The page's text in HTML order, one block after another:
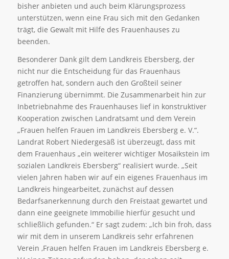
bisher anbieten und auch beim Klärungsprozess
unterstützen, wenn eine Frau sich mit den Gedanken
trägt, die Gewalt mit Hilfe des Frauenhauses zu
beenden.
Besonderer Dank gilt dem Landkreis Ebersberg, der
nicht nur die Entscheidung für das Frauenhaus
getroffen hat, sondern auch den Großteil seiner
Finanzierung übernimmt. Die Zusammenarbeit hin zur
Inbetriebnahme des Frauenhauses lief in konstruktiver
Kooperation zwischen Landratsamt und dem Verein
„Frauen helfen Frauen im Landkreis Ebersberg e. V.“.
Landrat Robert Niedergesäß ist überzeugt, dass mit
dem Frauenhaus „ein weiterer wichtiger Mosaikstein im
sozialen Landkreis Ebersberg“ realisiert wurde. „Seit
vielen Jahren haben wir auf ein eigenes Frauenhaus im
Landkreis hingearbeitet, zunächst auf dessen
Bedarfsanerkennung durch den Freistaat gewartet und
dann eine geeignete Immobilie hierfür gesucht und
schließlich gefunden.“ Er sagt zudem: „Ich bin froh, dass
wir mit dem in unserem Landkreis sehr erfahrenen
Verein ‚Frauen helfen Frauen im Landkreis Ebersberg e.